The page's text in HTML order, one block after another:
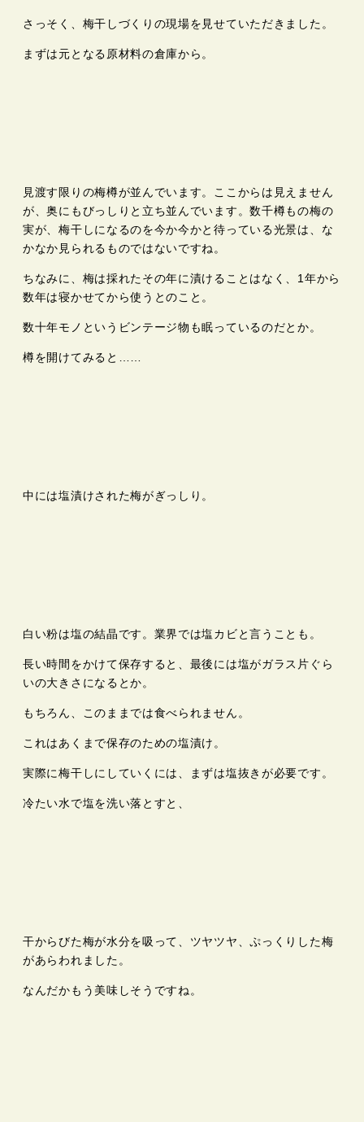
さっそく、梅干しづくりの現場を見せていただきました。
まずは元となる原材料の倉庫から。
見渡す限りの梅樽が並んでいます。ここからは見えません
が、奥にもびっしりと立ち並んでいます。数千樽もの梅の
実が、梅干しになるのを今か今かと待っている光景は、な
かなか見られるものではないですね。
ちなみに、梅は採れたその年に漬けることはなく、1年から
数年は寝かせてから使うとのこと。
数十年モノというビンテージ物も眠っているのだとか。
樽を開けてみると……
中には塩漬けされた梅がぎっしり。
白い粉は塩の結晶です。業界では塩カビと言うことも。
長い時間をかけて保存すると、最後には塩がガラス片ぐら
いの大きさになるとか。
もちろん、このままでは食べられません。
これはあくまで保存のための塩漬け。
実際に梅干しにしていくには、まずは塩抜きが必要です。
冷たい水で塩を洗い落とすと、
干からびた梅が水分を吸って、ツヤツヤ、ぷっくりした梅
があらわれました。
なんだかもう美味しそうですね。